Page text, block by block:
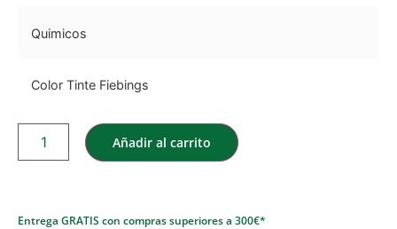
Quimicos
Color Tinte Fiebings
Añadir al carrito
Entrega GRATIS con compras superiores a 300€*